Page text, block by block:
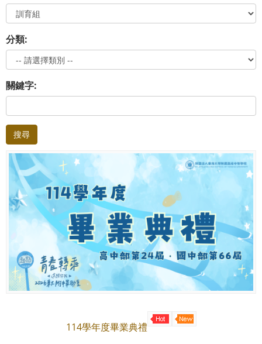
分類:
關鍵字:
搜尋
114學年度畢業典禮